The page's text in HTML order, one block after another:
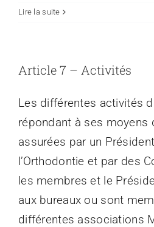
Lire la suite
Article 7 – Activités
Les différentes activités
répondant à ses moyens
assurées par un
l’Orthodontie et par des
les membres et le
aux bureaux ou sont
différentes associations